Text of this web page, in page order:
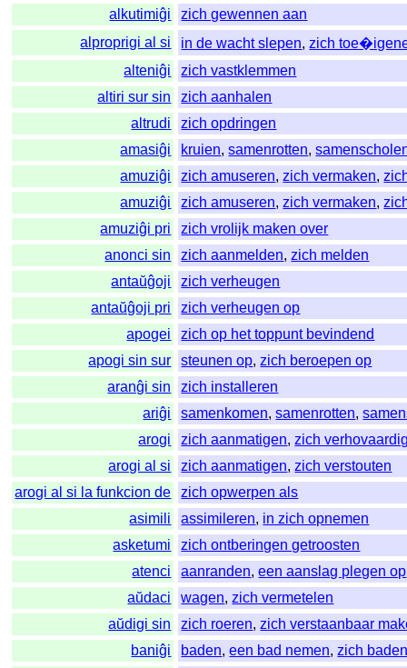
alkutimiĝi
zich gewennen aan
alproprigi al si
in de wacht slepen,zich
alteniĝi
zich vastklemmen
altiri sur sin
zich aanhalen
altrudi
zich opdringen
amasiĝi
kruien,samenrotten,
amuziĝi
zich amuseren,zich vermaken,
amuziĝi
zich amuseren,zich vermaken,
amuziĝi pri
zich vrolijk maken over
anonci sin
zich aanmelden,zich melden
antaŭĝoji
zich verheugen
antaŭĝoji pri
zich verheugen op
apogei
zich op het toppunt bevindend
apogi sin sur
steunen op,zich beroepen op
aranĝi sin
zich installeren
ariĝi
samenkomen,samenrotten,
arogi
zich aanmatigen,zich
arogi al si
zich aanmatigen,zich verstouten
arogi al si la funkcion de
zich opwerpen als
asimili
assimileren, in zich opnemen
asketumi
zich ontberingen getroosten
atenci
aanranden,een aanslag plegen op
aŭdaci
wagen,zich vermetelen
aŭdigi sin
zich roeren,zich verstaanbaar
baniĝi
baden,een bad nemen,zich